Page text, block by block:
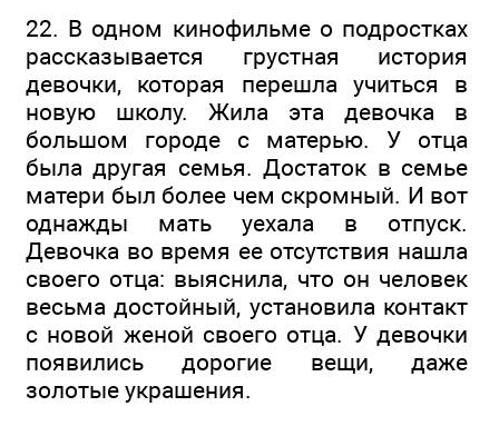
22. В одном кинофильме о подростках
рассказывается грустная история
девочки, которая перешла учиться в
новую школу. Жила эта девочка в
большом городе с матерью. У отца
была другая семья. Достаток в семье
матери был более чем скромный. И вот
однажды мать уехала в отпуск.
Девочка во время ее отсутствия нашла
своего отца: выяснила, что он человек
весьма достойный, установила контакт
с новой женой своего отца. У девочки
появились дорогие вещи, даже
золотые украшения.